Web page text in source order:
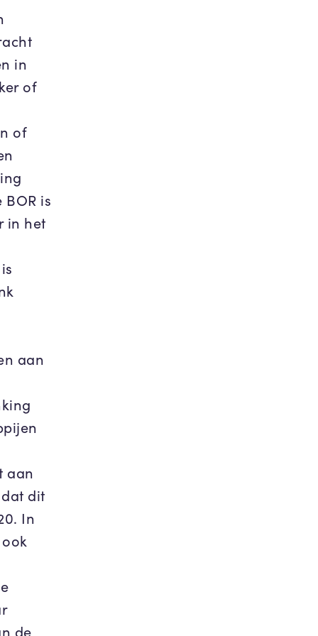
in
of
of
is
in het
aan
aan
dit
In
de